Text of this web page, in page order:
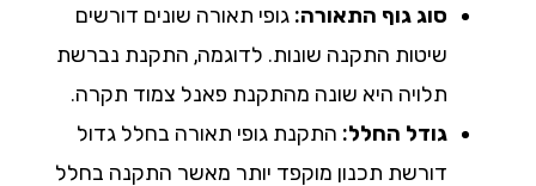
סוג גוף התאורה:גופי תאורה שונים דורשים
שיטות התקנה שונות. לדוגמה, התקנת נברשת
תלויה היא שונה מהתקנת פאנל צמוד תקרה.
גודל החלל:התקנת גופי תאורה בחלל גדול
דורשת תכנון מוקפד יותר מאשר התקנה בחלל